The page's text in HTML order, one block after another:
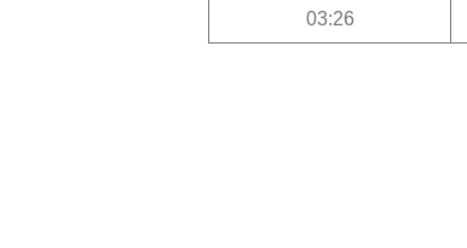
03:26